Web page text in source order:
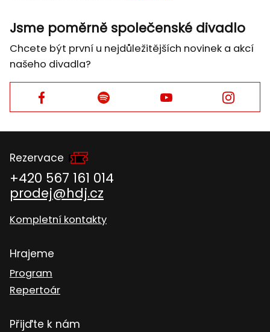
Jsme poměrně společenské divadlo
Chcete být první u nejdůležitějších novinek a akcí
našeho divadla?
Facebook Facebook Facebook Facebook
Rezervace
+420 567 161 014
prodej@hdj.cz
Kompletní kontakty
Hrajeme
Program
Repertoár
Přijďte k nám